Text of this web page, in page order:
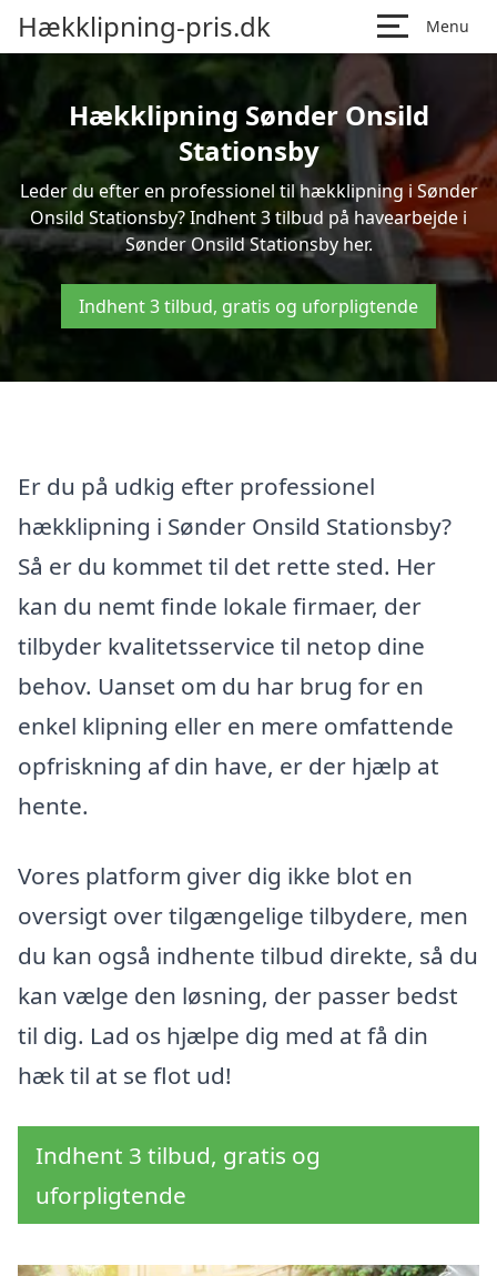
Hækklipning-pris.dk Menu
Hækklipning Sønder Onsild
Stationsby
Leder du efter en professionel til hækklipning i Sønder
Onsild Stationsby? Indhent 3 tilbud på havearbejde i
Sønder Onsild Stationsby her.
Indhent 3 tilbud, gratis og uforpligtende
Er du på udkig efter professionel
hækklipning i Sønder Onsild Stationsby?
Så er du kommet til det rette sted. Her
kan du nemt finde lokale firmaer, der
tilbyder kvalitetsservice til netop dine
behov. Uanset om du har brug for en
enkel klipning eller en mere omfattende
opfriskning af din have, er der hjælp at
hente.
Vores platform giver dig ikke blot en
oversigt over tilgængelige tilbydere, men
du kan også indhente tilbud direkte, så du
kan vælge den løsning, der passer bedst
til dig. Lad os hjælpe dig med at få din
hæk til at se flot ud!
Indhent 3 tilbud, gratis og
uforpligtende